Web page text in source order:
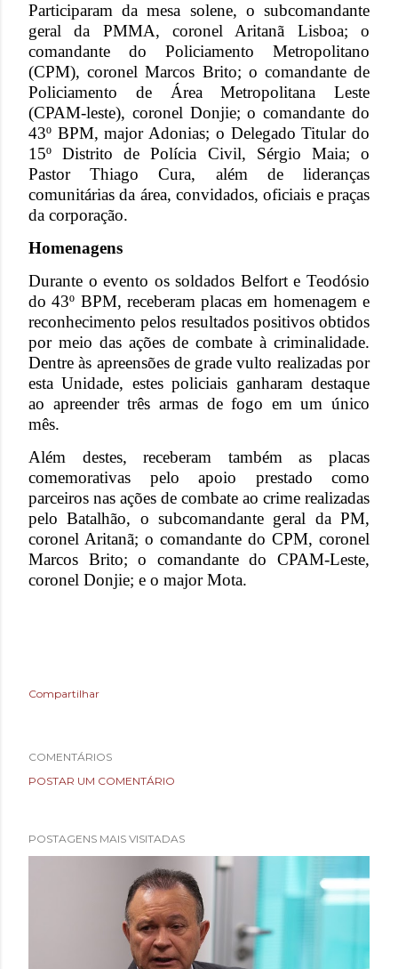
Participaram da mesa solene, o subcomandante
geral da PMMA, coronel Aritanã Lisboa; o
comandante do Policiamento Metropolitano
(CPM), coronel Marcos Brito; o comandante de
Policiamento de Área Metropolitana Leste
(CPAM-leste), coronel Donjie; o comandante do
43º BPM, major Adonias; o Delegado Titular do
15º Distrito de Polícia Civil, Sérgio Maia; o
Pastor Thiago Cura, além de lideranças
comunitárias da área, convidados, oficiais e praças
da corporação.
Homenagens
Durante o evento os soldados Belfort e Teodósio
do 43º BPM, receberam placas em homenagem e
reconhecimento pelos resultados positivos obtidos
por meio das ações de combate à criminalidade.
Dentre às apreensões de grade vulto realizadas por
esta Unidade, estes policiais ganharam destaque
ao apreender três armas de fogo em um único
mês.
Além destes, receberam também as placas
comemorativas pelo apoio prestado como
parceiros nas ações de combate ao crime realizadas
pelo Batalhão, o subcomandante geral da PM,
coronel Aritanã; o comandante do CPM, coronel
Marcos Brito; o comandante do CPAM-Leste,
coronel Donjie; e o major Mota.
Compartilhar
COMENTÁRIOS
POSTAR UM COMENTÁRIO
POSTAGENS MAIS VISITADAS